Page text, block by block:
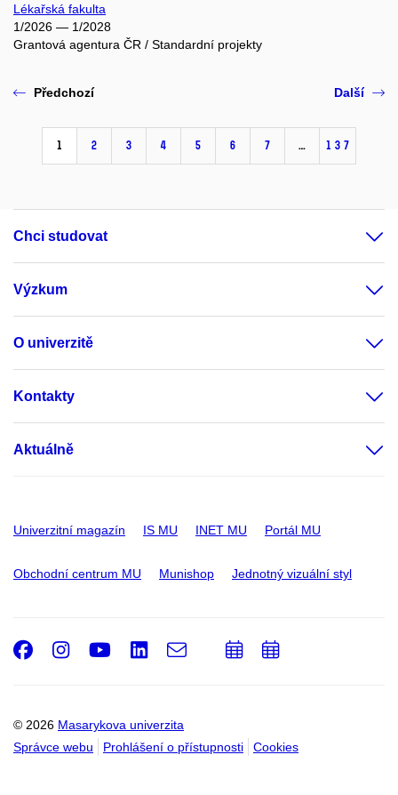
Lékařská fakulta
1/2026 — 1/2028
Grantová agentura ČR / Standardní projekty
Předchozí
1 2 3 4 5 6 7 … 137
Další
Chci studovat
Výzkum
O univerzitě
Kontakty
Aktuálně
Univerzitní magazín IS MU INET MU Portál MU
Obchodní centrum MU Munishop Jednotný vizuální styl
© 2026 Masarykova univerzita
Správce webu
Prohlášení o přístupnosti Cookies
Facebook
Instagram
Youtube
LinkedIn
e-
PřidatPřidat